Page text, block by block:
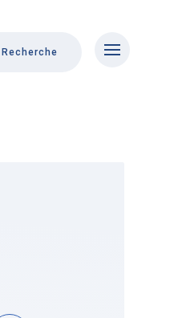
Recherche